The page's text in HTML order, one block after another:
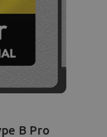
B Pro